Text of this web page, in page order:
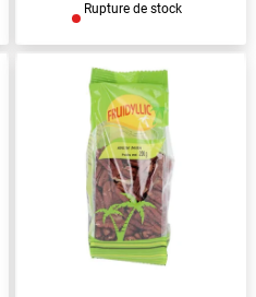
Rupture de stock